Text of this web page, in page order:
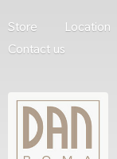
Store
Location
Contact us